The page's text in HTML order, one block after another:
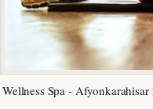
Wellness Spa - Afyonkarahisar